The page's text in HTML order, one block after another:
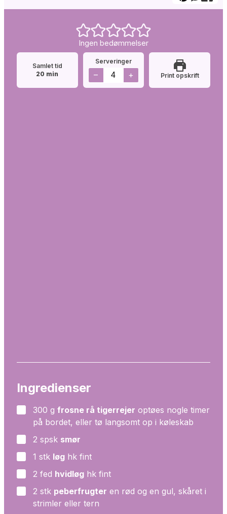
Ingen bedømmelser
Samlet tid
20 minutter
min
Serveringer
– + Print opskrift
Ingredienser
▢
300 g frosne rå tigerrejer optøes nogle timer
på bordet, eller tø langsomt op i køleskab
▢
2 spsk smør
▢
1 stk løg hk fint
▢
2 fed hvidløg hk fint
▢
2 stk peberfrugter en rød og en gul, skåret i
strimler eller tern